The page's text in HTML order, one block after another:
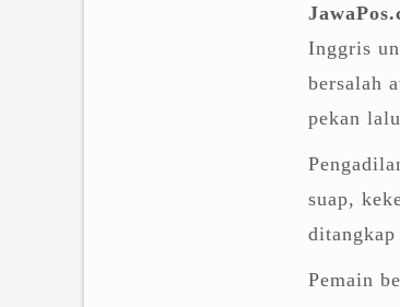
Inggris
bersalah
pekan
suap,
Pemain